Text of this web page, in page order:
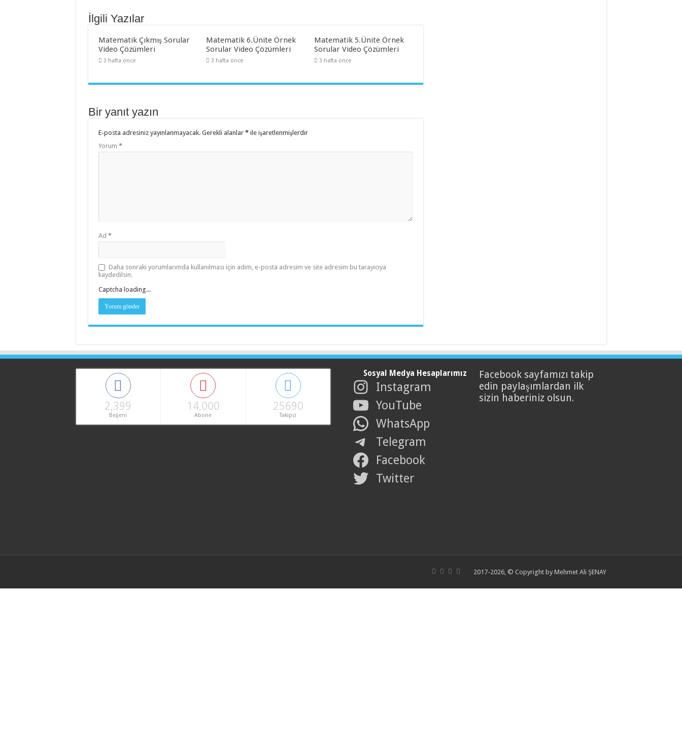
İlgili Yazılar
Matematik Çıkmış Sorular
Video Çözümleri
3 hafta önce
Matematik 6.Ünite Örnek
Sorular Video Çözümleri
3 hafta önce
Matematik 5.Ünite Örnek
Sorular Video Çözümleri
3 hafta önce
Bir yanıt yazın
E-posta adresiniz yayınlanmayacak. Gerekli alanlar *ile işaretlenmişlerdir
Yorum *
Ad *
Daha sonraki yorumlarımda kullanılması için adım, e-posta adresim ve site adresim bu tarayıcıya
kaydedilsin.
Captcha loading...
2,399
Beğeni
14,000
Abone
25690
Takipci
Sosyal Medya Hesaplarımız
Instagram
YouTube
WhatsApp
Telegram
Facebook
Twitter
Facebook sayfamızı takip
edin paylaşımlardan ilk
sizin haberiniz olsun.
2017-2026, © Copyright by Mehmet Ali ŞENAY